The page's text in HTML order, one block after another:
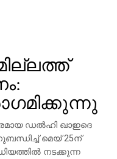
ഡല്‍ഹി ഖാഇദെ
മെയ് 25ന്
നടക്കുന്ന